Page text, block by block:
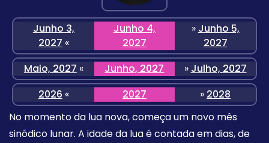
Junho 3,
2027 «
Junho 4,
2027
» Junho 5,
2027
Maio, 2027 « Junho, 2027 » Julho, 2027
2026 « 2027 » 2028
No momento da lua nova, começa um novo mês
sinódico lunar. A idade da lua é contada em dias, de